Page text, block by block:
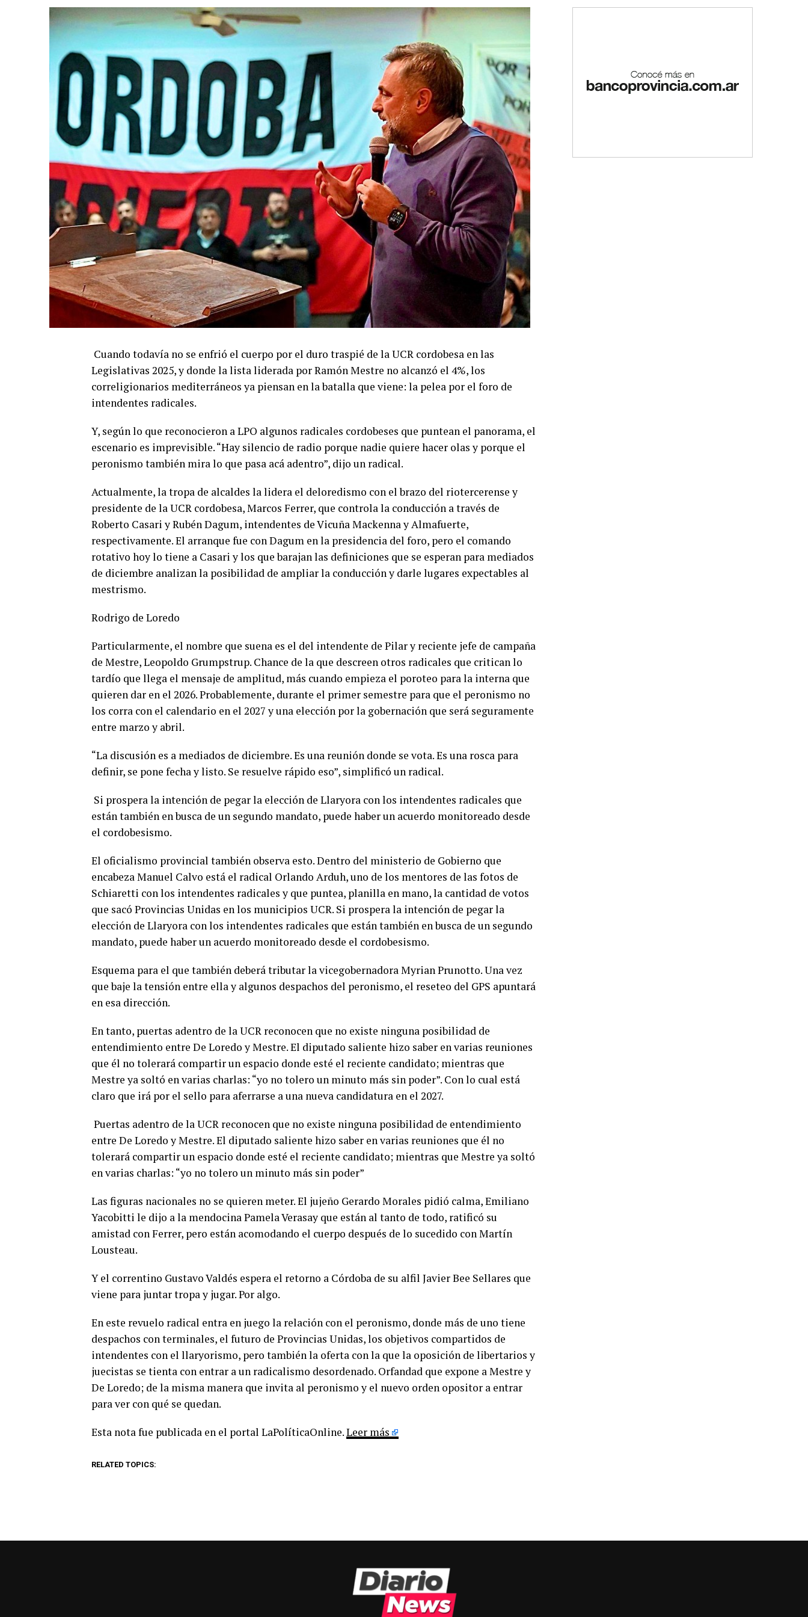
Cuando todavía no se enfrió el cuerpo por el duro traspié de la UCR cordobesa en las
Legislativas 2025, y donde la lista liderada por Ramón Mestre no alcanzó el 4%, los
correligionarios mediterráneos ya piensan en la batalla que viene: la pelea por el foro de
intendentes radicales.
Y, según lo que reconocieron a LPO algunos radicales cordobeses que puntean el panorama, el
escenario es imprevisible. “Hay silencio de radio porque nadie quiere hacer olas y porque el
peronismo también mira lo que pasa acá adentro”, dijo un radical.
Actualmente, la tropa de alcaldes la lidera el deloredismo con el brazo del riotercerense y
presidente de la UCR cordobesa, Marcos Ferrer, que controla la conducción a través de
Roberto Casari y Rubén Dagum, intendentes de Vicuña Mackenna y Almafuerte,
respectivamente. El arranque fue con Dagum en la presidencia del foro, pero el comando
rotativo hoy lo tiene a Casari y los que barajan las definiciones que se esperan para mediados
de diciembre analizan la posibilidad de ampliar la conducción y darle lugares expectables al
mestrismo.
Rodrigo de Loredo
Particularmente, el nombre que suena es el del intendente de Pilar y reciente jefe de campaña
de Mestre, Leopoldo Grumpstrup. Chance de la que descreen otros radicales que critican lo
tardío que llega el mensaje de amplitud, más cuando empieza el poroteo para la interna que
quieren dar en el 2026. Probablemente, durante el primer semestre para que el peronismo no
los corra con el calendario en el 2027 y una elección por la gobernación que será seguramente
entre marzo y abril.
“La discusión es a mediados de diciembre. Es una reunión donde se vota. Es una rosca para
definir, se pone fecha y listo. Se resuelve rápido eso”, simplificó un radical.
Si prospera la intención de pegar la elección de Llaryora con los intendentes radicales que
están también en busca de un segundo mandato, puede haber un acuerdo monitoreado desde
el cordobesismo.
El oficialismo provincial también observa esto. Dentro del ministerio de Gobierno que
encabeza Manuel Calvo está el radical Orlando Arduh, uno de los mentores de las fotos de
Schiaretti con los intendentes radicales y que puntea, planilla en mano, la cantidad de votos
que sacó Provincias Unidas en los municipios UCR. Si prospera la intención de pegar la
elección de Llaryora con los intendentes radicales que están también en busca de un segundo
mandato, puede haber un acuerdo monitoreado desde el cordobesismo.
Esquema para el que también deberá tributar la vicegobernadora Myrian Prunotto. Una vez
que baje la tensión entre ella y algunos despachos del peronismo, el reseteo del GPS apuntará
en esa dirección.
En tanto, puertas adentro de la UCR reconocen que no existe ninguna posibilidad de
entendimiento entre De Loredo y Mestre. El diputado saliente hizo saber en varias reuniones
que él no tolerará compartir un espacio donde esté el reciente candidato; mientras que
Mestre ya soltó en varias charlas: “yo no tolero un minuto más sin poder”. Con lo cual está
claro que irá por el sello para aferrarse a una nueva candidatura en el 2027.
Puertas adentro de la UCR reconocen que no existe ninguna posibilidad de entendimiento
entre De Loredo y Mestre. El diputado saliente hizo saber en varias reuniones que él no
tolerará compartir un espacio donde esté el reciente candidato; mientras que Mestre ya soltó
en varias charlas: “yo no tolero un minuto más sin poder”
Las figuras nacionales no se quieren meter. El jujeño Gerardo Morales pidió calma, Emiliano
Yacobitti le dijo a la mendocina Pamela Verasay que están al tanto de todo, ratificó su
amistad con Ferrer, pero están acomodando el cuerpo después de lo sucedido con Martín
Lousteau.
Y el correntino Gustavo Valdés espera el retorno a Córdoba de su alfil Javier Bee Sellares que
viene para juntar tropa y jugar. Por algo.
En este revuelo radical entra en juego la relación con el peronismo, donde más de uno tiene
despachos con terminales, el futuro de Provincias Unidas, los objetivos compartidos de
intendentes con el llaryorismo, pero también la oferta con la que la oposición de libertarios y
juecistas se tienta con entrar a un radicalismo desordenado. Orfandad que expone a Mestre y
De Loredo; de la misma manera que invita al peronismo y el nuevo orden opositor a entrar
para ver con qué se quedan.
Esta nota fue publicada en el portal LaPolíticaOnline.Leer más
RELATED TOPICS: